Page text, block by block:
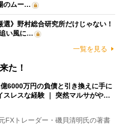
のムー…
選》野村総合研究所だけじゃない！
追い風に…
一覧を見る
た！
億6000万円の負債と引き換えに手に
スレスな経験 ｜ 突然マルサがや…
FXトレーダー・磯貝清明氏の著書